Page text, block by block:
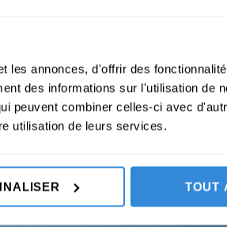
les annonces, d'offrir des
des informations sur l'utilisation de
peuvent combiner celles-ci avec
utilisation de leurs services.
TOUT